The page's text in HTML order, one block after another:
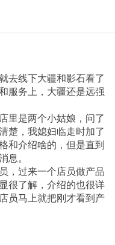
去线下大疆和影石看了
服务上，大疆还是远强
里是两个小姑娘，问了
楚，我媳妇临走时加了
和介绍啥的，但是直到
息。
，过来一个店员做产品
很了解，介绍的也很详
员马上就把刚才看到产